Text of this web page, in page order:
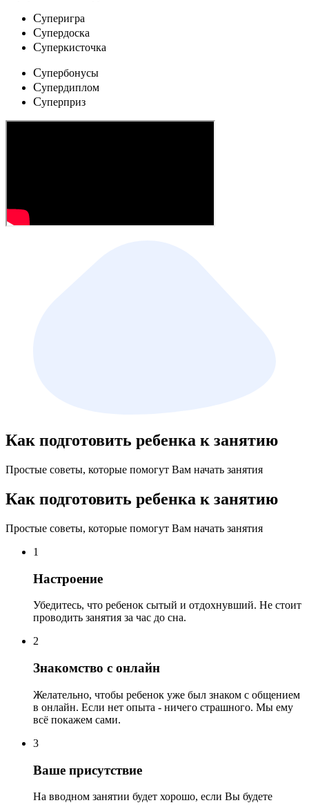
Cуперигра
Cупердоска
Cуперкисточка
Cупербонусы
Cупердиплом
Cуперприз
Как подготовить ребенка к занятию
Простые советы, которые помогут Вам начать занятия
Как подготовить ребенка к занятию
Простые советы, которые помогут Вам начать занятия
1
Настроение
Убедитесь, что ребенок сытый и отдохнувший. Не стоит
проводить занятия за час до сна.
2
Знакомство с онлайн
Желательно, чтобы ребенок уже был знаком с общением
в онлайн. Если нет опыта - ничего страшного. Мы ему
всё покажем сами.
3
Ваше присутствие
На вводном занятии будет хорошо, если Вы будете